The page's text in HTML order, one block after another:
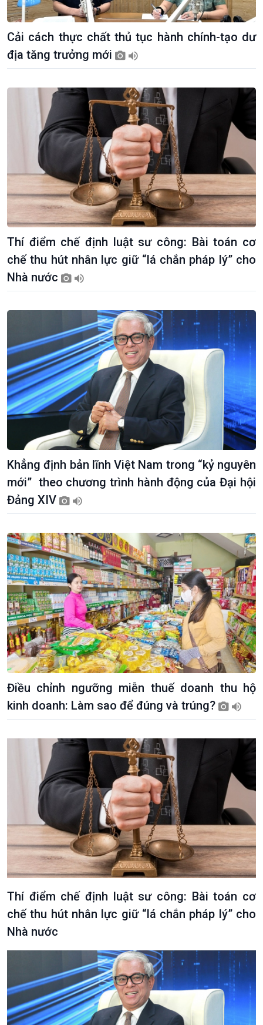
Kinh tế
Tin Kinh tế
Trước giờ mở cửa
Dòng chảy Kinh tế
Sức sống hàng Việt
Tuyên chiến với gian lận
Nông nghiệp & Biển đảo
Tin Nông nghiệp & Biển
đảo
đảo
Tìm hiểu biển, đảo Việt
Nam
Xã hội
Tin Đời sống & Xã hội
360 độ Sức khỏe
Chuyển đổi Xanh
Tài nguyên và Môi trường
Chuyên gia của bạn
Xã hội chuyển động
Khoa học & Công nghệ
Tin Khoa học & Công nghệ
Kết nối công nghệ
Sống chung với biến đổi
khí hậu
Cải cách thực chất thủ tục hành chính-tạo dư
địa tăng trưởng mới
Thí điểm chế định luật sư công: Bài toán cơ
chế thu hút nhân lực giữ “lá chắn pháp lý” cho
Nhà nước
Khẳng định bản lĩnh Việt Nam trong “kỷ nguyên
mới” theo chương trình hành động của Đại hội
Đảng XIV
Điều chỉnh ngưỡng miễn thuế doanh thu hộ
kinh doanh: Làm sao để đúng và trúng?
Thí điểm chế định luật sư công: Bài toán cơ
chế thu hút nhân lực giữ “lá chắn pháp lý” cho
Nhà nước